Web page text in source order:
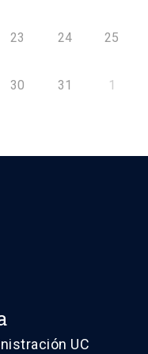
23 24 25
30 31 1
UC